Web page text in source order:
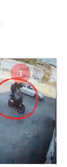
1 3